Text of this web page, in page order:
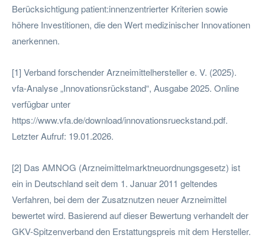
Berücksichtigung patient:innenzentrierter Kriterien sowie
höhere Investitionen, die den Wert medizinischer Innovationen
anerkennen.
[1] Verband forschender Arzneimittelhersteller e. V. (2025).
vfa-Analyse „Innovationsrückstand“, Ausgabe 2025. Online
verfügbar unter
https://www.vfa.de/download/innovationsrueckstand.pdf.
Letzter Aufruf: 19.01.2026.
[2] Das AMNOG (Arzneimittelmarktneuordnungsgesetz) ist
ein in Deutschland seit dem 1. Januar 2011 geltendes
Verfahren, bei dem der Zusatznutzen neuer Arzneimittel
bewertet wird. Basierend auf dieser Bewertung verhandelt der
GKV-Spitzenverband den Erstattungspreis mit dem Hersteller.